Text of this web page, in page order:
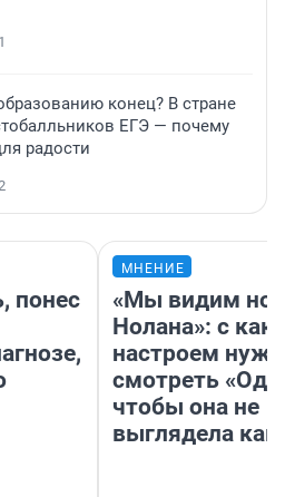
конец? В стране
ЕГЭ — почему
радости
понес
МНЕНИЕ
«Мы видим
Нолана»: с
настроем
смотреть
чтобы она не
выглядела как